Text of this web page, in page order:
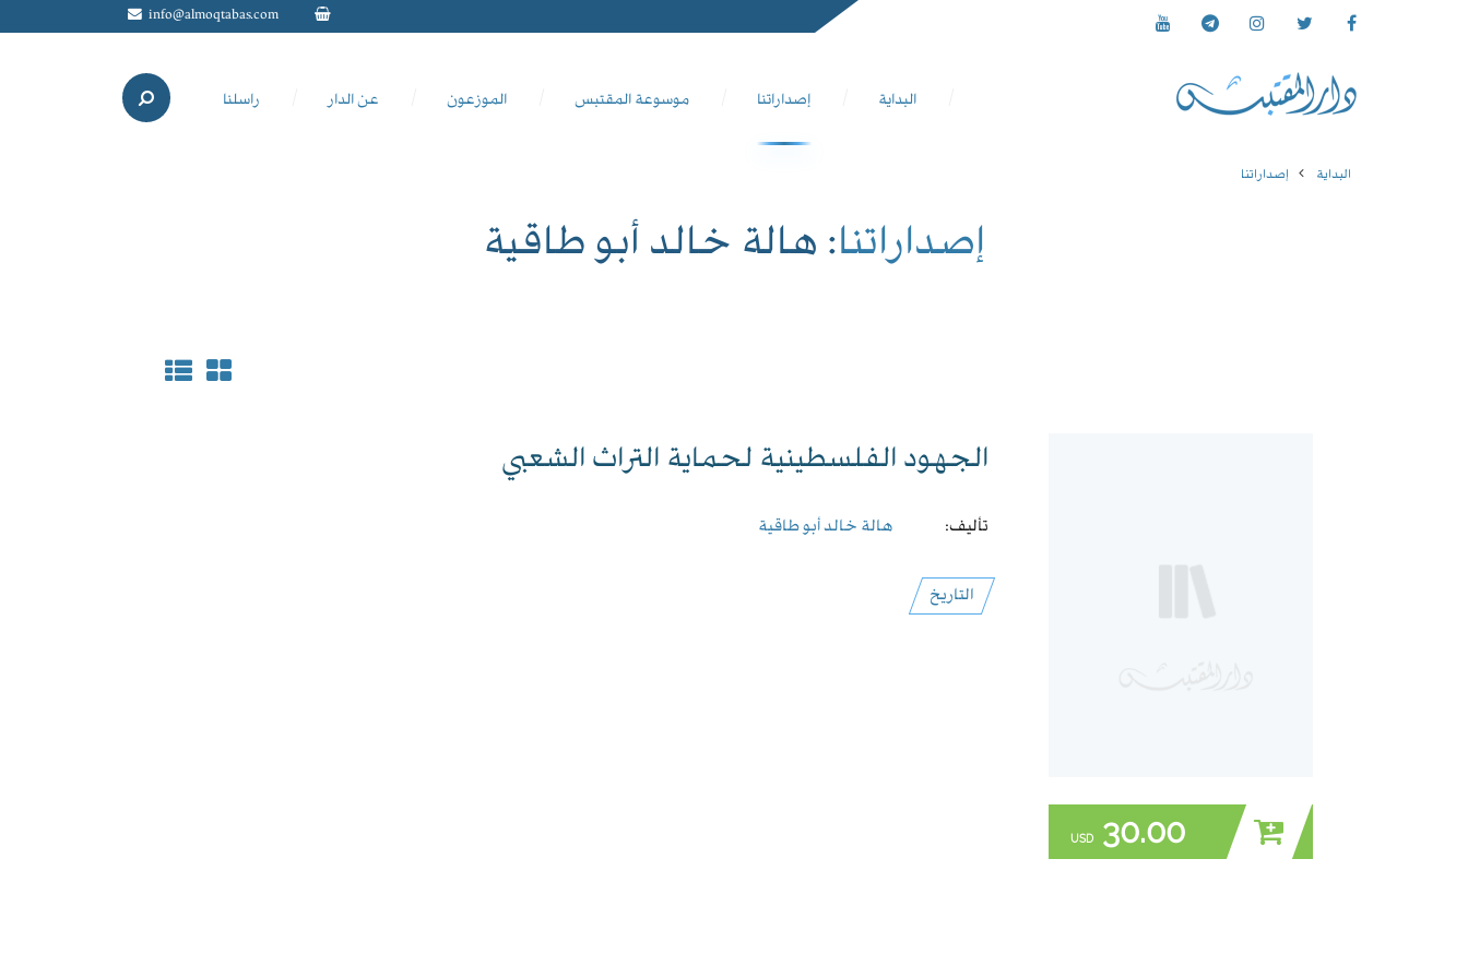
info@almoqtabas.com
البداية إصداراتنا موسوعة المقتبس الموزعون عن الدار راسلنا
البداية إصداراتنا
إصداراتنا: هالة خالد أبو طاقية
30.00
USD
الجهود الفلسطينية لحماية التراث الشعبي
تأليف: هالة خالد أبو طاقية
التاريخ